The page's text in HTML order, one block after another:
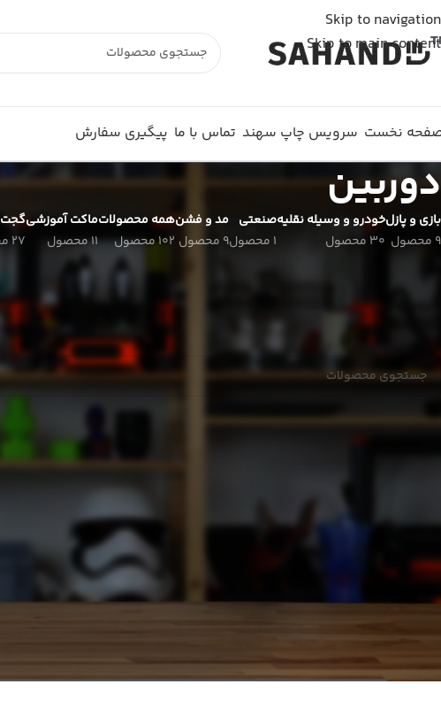
Skip to navigation
Skip to main content
نخست سرویس چاپ سهند تماس با ما پیگیری سفارش
دوربین
بازی و پازل
9 محصول
خودرو و وسیله نقلیه
30 محصول
صنعتی
1 محصول
مد و فشن
9 محصول
همه محصولات
102 محصول
ماکت آموزشی
11 محصول
گجت
27 محصول
گجت